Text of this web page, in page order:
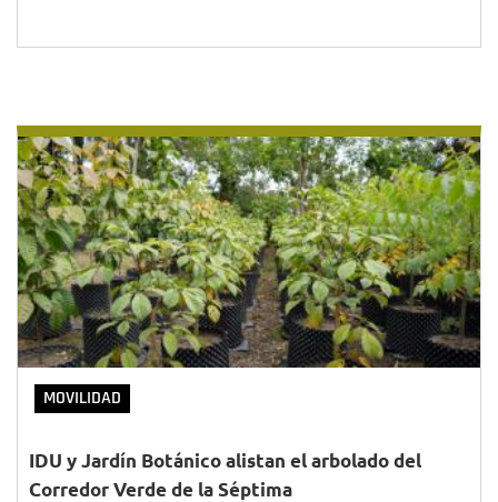
MOVILIDAD
IDU y Jardín Botánico alistan el arbolado del
Corredor Verde de la Séptima